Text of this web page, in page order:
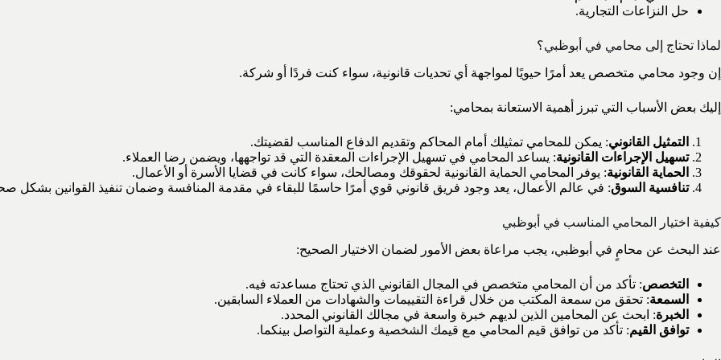
حل النزاعات التجارية.
لماذا تحتاج إلى محامي في أبوظبي؟
إن وجود محامي متخصص يعد أمرًا حيويًا لمواجهة أي تحديات قانونية، سواء كنت فردًا أو شركة.
إليك بعض الأسباب التي تبرز أهمية الاستعانة بمحامي:
التمثيل القانوني: يمكن للمحامي تمثيلك أمام المحاكم وتقديم الدفاع المناسب لقضيتك.
تسهيل الإجراءات القانونية: يساعد المحامي في تسهيل الإجراءات المعقدة التي قد تواجهها، ويضمن رضا العملاء.
الحماية القانونية: يوفر المحامي الحماية القانونية لحقوقك ومصالحك، سواء كانت في قضايا الأسرة أو الأعمال.
تنافسية السوق: في عالم الأعمال، يعد وجود فريق قانوني قوي أمرًا حاسمًا للبقاء في مقدمة المنافسة وضمان تنفيذ القوانين بشكل
كيفية اختيار المحامي المناسب في أبوظبي
عند البحث عن محامٍ في أبوظبي، يجب مراعاة بعض الأمور لضمان الاختيار الصحيح:
التخصص: تأكد من أن المحامي متخصص في المجال القانوني الذي تحتاج مساعدته فيه.
السمعة: تحقق من سمعة المكتب من خلال قراءة التقييمات والشهادات من العملاء السابقين.
الخبرة: ابحث عن المحامين الذين لديهم خبرة واسعة في مجالك القانوني المحدد.
توافق القيم: تأكد من توافق قيم المحامي مع قيمك الشخصية وعملية التواصل بينكما.